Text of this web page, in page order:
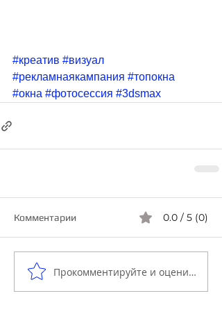
#креатив #визуал
#рекламнаякампания #топокна
#окна #фотосессия #3dsmax
Комментарии 0.0 / 5 (0)
Прокомментируйте и оцените...